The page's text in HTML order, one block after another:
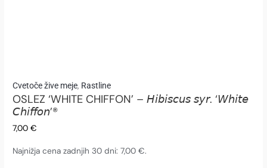
Cvetoče žive meje, Rastline
OSLEZ ‘WHITE CHIFFON’ – 𝘏𝘪𝘣𝘪𝘴𝘤𝘶𝘴 𝘴𝘺𝘳. ‘𝘞𝘩𝘪𝘵𝘦
𝘊𝘩𝘪𝘧𝘧𝘰𝘯’®
7,00€
Najnižja cena zadnjih 30 dni:7,00€.
OSLEZ
'WHITE
CHIFFON'
-